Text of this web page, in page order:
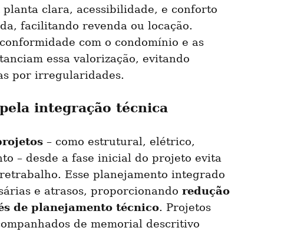
planta clara, acessibilidade, e conforto
facilitando revenda ou locação.
com o condomínio e as
essa valorização, evitando
por irregularidades.
integração técnica
– como estrutural, elétrico,
– desde a fase inicial do projeto evita
Esse planejamento integrado
e atrasos, proporcionando redução
de planejamento técnico. Projetos
de memorial descritivo